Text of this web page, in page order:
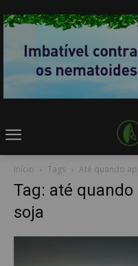
Início Tags Até quando
Tag: até
soja